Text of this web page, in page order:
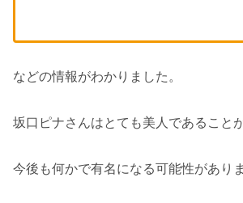
などの情報がわかりました。
坂口ピナさんはとても美人であること
今後も何かで有名になる可能性があり